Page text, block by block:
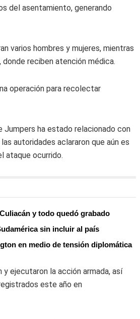
del asentamiento, generando
varios hombres y mujeres, mientras
reciben atención médica.
operación para recolectar
Jumpers ha estado relacionado con
autoridades aclararon que aún es
ataque ocurrido.
y todo quedó grabado
sin incluir al país
en medio de tensión diplomática
ejecutaron la acción armada, así
este año en